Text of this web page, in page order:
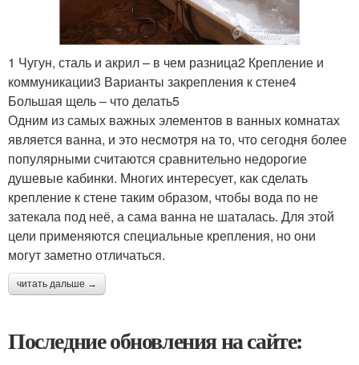
1 Чугун, сталь и акрил – в чем разница2 Крепление и
коммуникации3 Варианты закрепления к стене4
Большая щель – что делать5
Одним из самых важных элементов в ванных комнатах
является ванна, и это несмотря на то, что сегодня более
популярными считаются сравнительно недорогие
душевые кабинки. Многих интересует, как сделать
крепление к стене таким образом, чтобы вода по не
затекала под неё, а сама ванна не шаталась. Для этой
цели применяются специальные крепления, но они
могут заметно отличаться.
читать дальше →
Последние обновления на сайте: